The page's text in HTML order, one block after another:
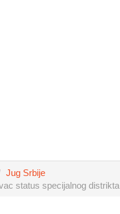
Jug Srbije
status specijalnog distrikta